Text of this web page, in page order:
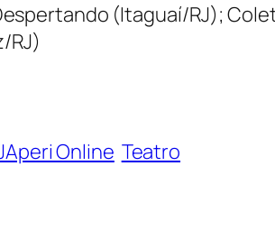
(Itaguaí/RJ);
RJ)
Online Teatro